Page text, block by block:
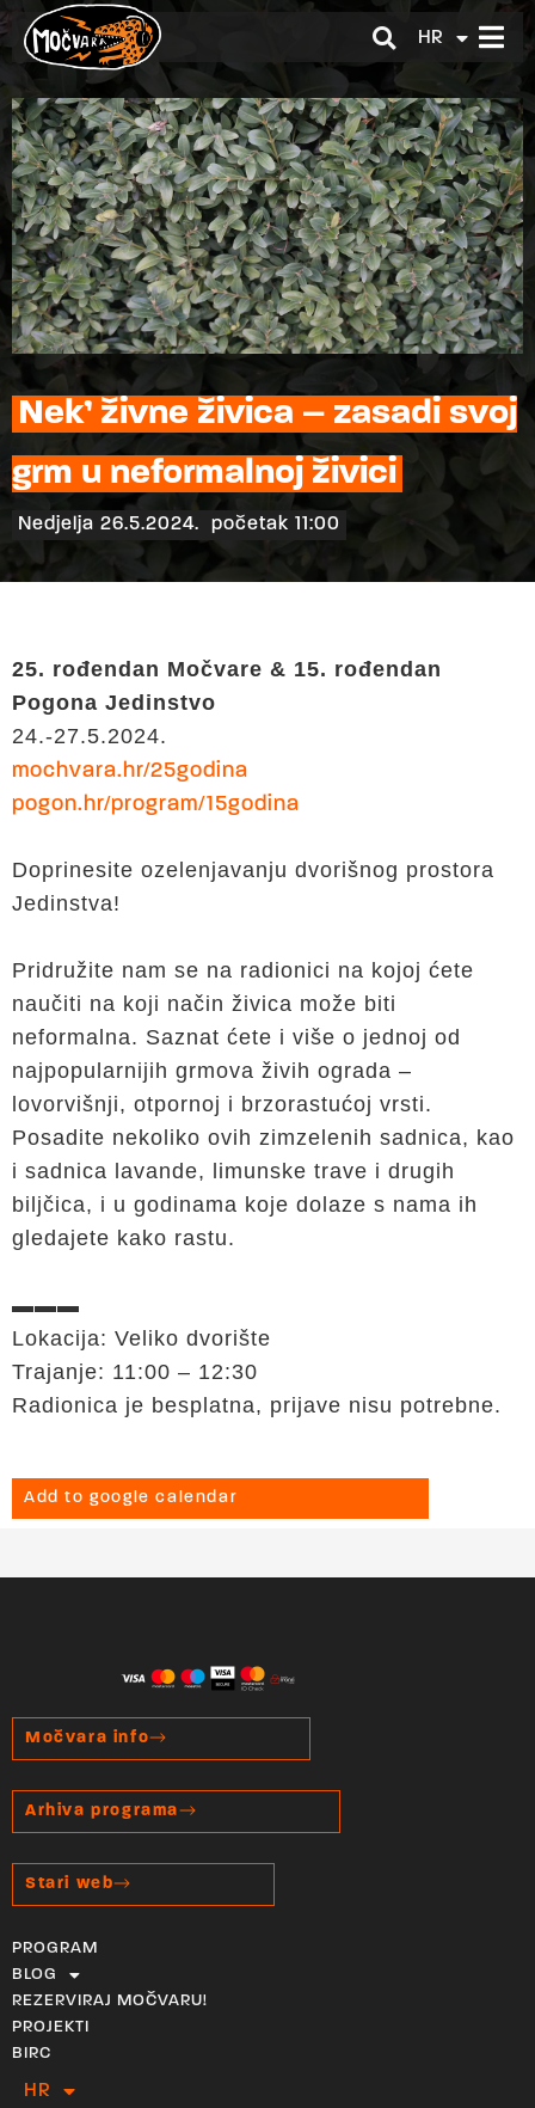
HR
EN
Nek’ živne živica – zasadi svoj
grm u neformalnoj živici
Nedjelja 26.5.2024. početak 11:00
25. rođendan Močvare & 15. rođendan
Pogona Jedinstvo
24.-27.5.2024.
mochvara.hr/25godina
pogon.hr/program/15godina
Doprinesite ozelenjavanju dvorišnog prostora
Jedinstva!
Pridružite nam se na radionici na kojoj ćete
naučiti na koji način živica može biti
neformalna. Saznat ćete i više o jednoj od
najpopularnijih grmova živih ograda –
lovorvišnji, otpornoj i brzorastućoj vrsti.
Posadite nekoliko ovih zimzelenih sadnica, kao
i sadnica lavande, limunske trave i drugih
biljčica, i u godinama koje dolaze s nama ih
gledajete kako rastu.
▬▬▬
Lokacija: Veliko dvorište
Trajanje: 11:00 – 12:30
Radionica je besplatna, prijave nisu potrebne.
Add to google calendar
Močvara info
Arhiva programa
Stari web
PROGRAM
BLOG
REZERVIRAJ MOČVARU!
PROJEKTI
BIRC
HR
EN